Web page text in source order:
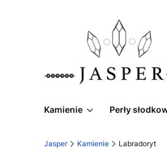
Kamienie Perły
Jasper Kamienie Labradoryt